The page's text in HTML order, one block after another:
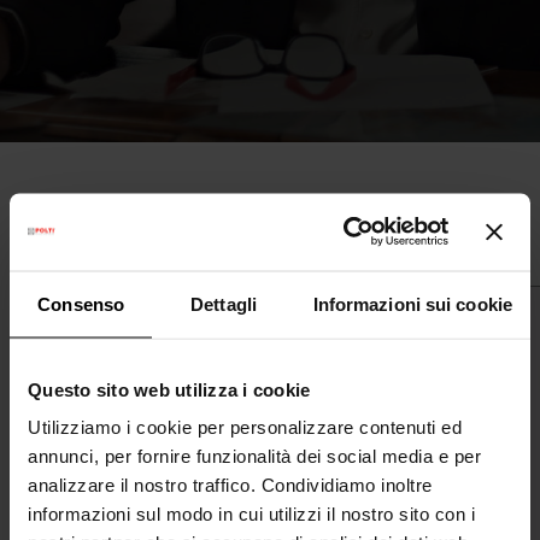
Consenso Dettagli Informazioni sui cookie
Questo sito web utilizza i cookie
Utilizziamo i cookie per personalizzare contenuti ed
annunci, per fornire funzionalità dei social media e per
analizzare il nostro traffico. Condividiamo inoltre
informazioni sul modo in cui utilizzi il nostro sito con i
L'evoluzione del marchio